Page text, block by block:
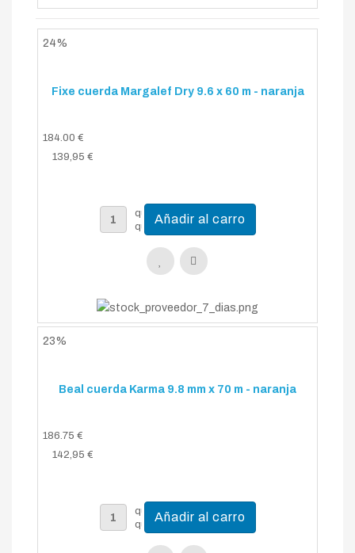
24%
Fixe cuerda Margalef Dry 9.6 x 60 m - naranja
184.00 €
139,95 €
23%
Beal cuerda Karma 9.8 mm x 70 m - naranja
186.75 €
142,95 €